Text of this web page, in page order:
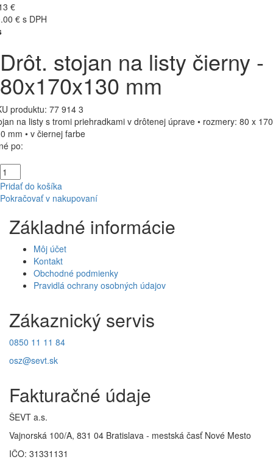
€
€ s DPH
Drôt. stojan na listy čierny -
80x170x130 mm
produktu: 77 914 3
na listy s tromi priehradkami v drôtenej úprave • rozmery: 80 x
mm • v čiernej farbe
po:
Pridať do košíka
Pokračovať v nakupovaní
Základné informácie
Môj účet
Kontakt
Obchodné podmienky
Pravidlá ochrany osobných údajov
Zákaznický servis
0850 11 11 84
osz@sevt.sk
Fakturačné údaje
ŠEVT a.s.
Vajnorská 100/A, 831 04 Bratislava - mestská časť Nové Mesto
IČO: 31331131